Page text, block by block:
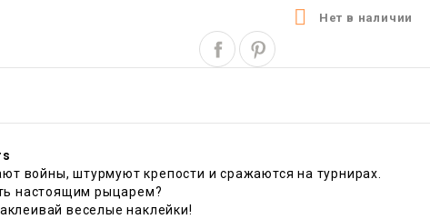
 Нет в наличии
войны, штурмуют крепости и сражаются на турнирах.
настоящим рыцарем?
веселые наклейки!